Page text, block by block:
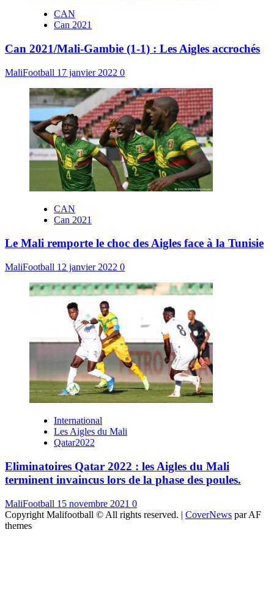
CAN
Can 2021
Can 2021/Mali-Gambie (1-1) : Les Aigles accrochés
MaliFootball 17 janvier 2022 0
CAN
Can 2021
Le Mali remporte le choc des Aigles face à la Tunisie
MaliFootball 12 janvier 2022 0
International
Les Aigles du Mali
Qatar2022
Eliminatoires Qatar 2022 : les Aigles du Mali
terminent invaincus lors de la phase des poules.
MaliFootball 15 novembre 2021 0
Copyright Malifootball © All rights reserved. | CoverNews par AF
themes